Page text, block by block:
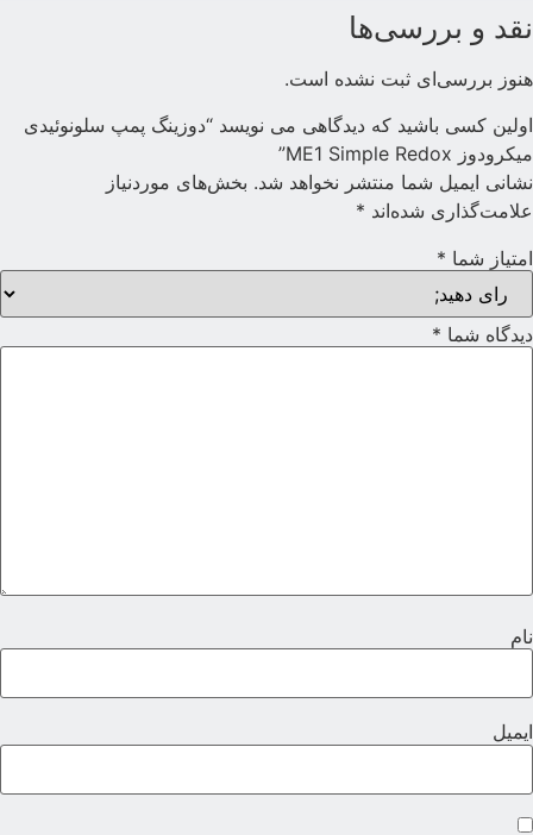
نقد و بررسی‌ها
هنوز بررسی‌ای ثبت نشده است.
اولین کسی باشید که دیدگاهی می نویسد “دوزینگ پمپ سلونوئیدی
میکرودوز ME1 Simple Redox”
نشانی ایمیل شما منتشر نخواهد شد. بخش‌های موردنیاز
علامت‌گذاری شده‌اند *
امتیاز شما *
دیدگاه شما *
نام
ایمیل